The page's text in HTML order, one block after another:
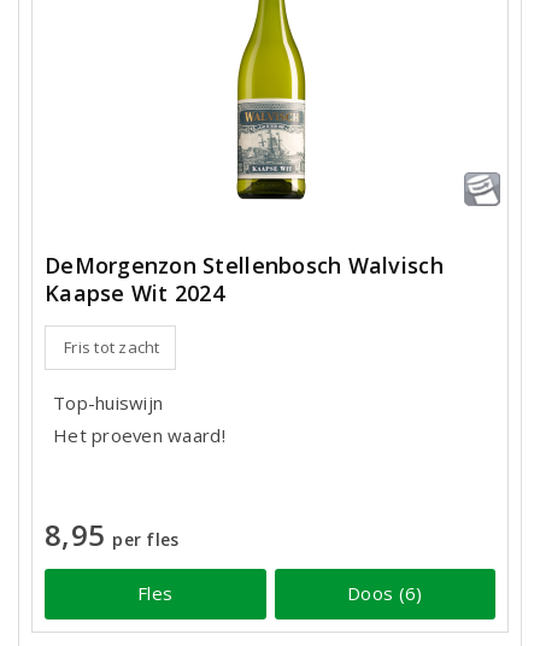
DeMorgenzon Stellenbosch Walvisch
Kaapse Wit 2024
Fris tot zacht
Top-huiswijn
Het proeven waard!
8,95 per fles
Fles Doos (6)